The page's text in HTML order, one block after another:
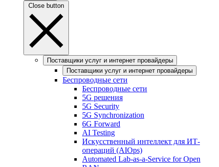
Close button
Поставщики услуг и интернет провайдеры
Поставщики услуг и интернет провайдеры
Беспроводные сети
Беспроводные сети
5G решения
5G Security
5G Synchronization
6G Forward
AI Testing
Искусственный интеллект для ИТ-
операций (AIOps)
Automated Lab-as-a-Service for Open